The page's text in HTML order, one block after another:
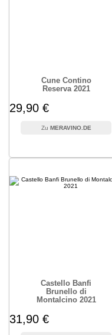
Cune Contino
Reserva 2021
29,90 €
MERAVINO.DE
Castello Banfi
Brunello di
Montalcino 2021
31,90 €